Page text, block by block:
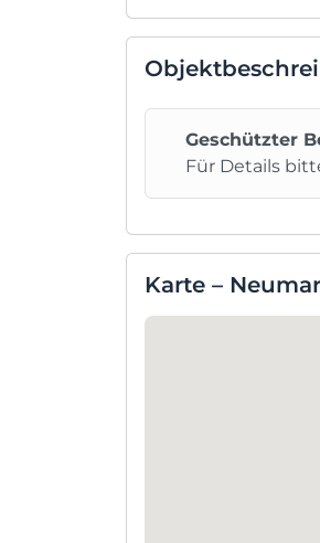
Geschützter
Für Details
Karte –